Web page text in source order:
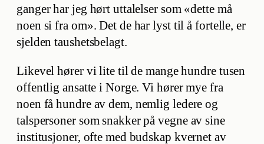
ganger har jeg hørt uttalelser som «dette må
noen si fra om». Det de har lyst til å fortelle, er
sjelden taushetsbelagt.
Likevel hører vi lite til de mange hundre tusen
offentlig ansatte i Norge. Vi hører mye fra
noen få hundre av dem, nemlig ledere og
talspersoner som snakker på vegne av sine
institusjoner, ofte med budskap kvernet av